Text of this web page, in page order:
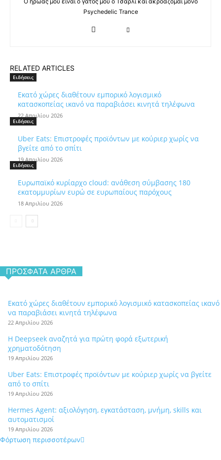
Psychedelic Trance
RELATED ARTICLES
Ειδήσεις
Εκατό χώρες διαθέτουν εμπορικό λογισμικό
κατασκοπείας ικανό να παραβιάσει κινητά τηλέφωνα
22 Απριλίου 2026
Ειδήσεις
Uber Eats: Επιστροφές προϊόντων με κούριερ χωρίς να
βγείτε από το σπίτι
19 Απριλίου 2026
Ειδήσεις
Ευρωπαϊκό κυρίαρχο cloud: ανάθεση σύμβασης 180
εκατομμυρίων ευρώ σε ευρωπαίους παρόχους
18 Απριλίου 2026
ΠΡΌΣΦΑΤΑ ΆΡΘΡΑ
Εκατό χώρες διαθέτουν εμπορικό λογισμικό κατασκοπείας ικανό
να παραβιάσει κινητά τηλέφωνα
22 Απριλίου 2026
Η Deepseek αναζητά για πρώτη φορά εξωτερική
χρηματοδότηση
19 Απριλίου 2026
Uber Eats: Επιστροφές προϊόντων με κούριερ χωρίς να βγείτε
από το σπίτι
19 Απριλίου 2026
Hermes Agent: αξιολόγηση, εγκατάσταση, μνήμη, skills και
αυτοματισμοί
19 Απριλίου 2026
Φόρτωση περισσοτέρων